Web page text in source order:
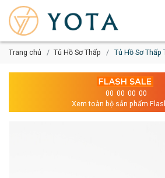
Trang chủ Tủ Hồ Sơ Thấp Tủ Hồ Sơ Thấp
00 00 00 00
Xem toàn bộ sản phẩm